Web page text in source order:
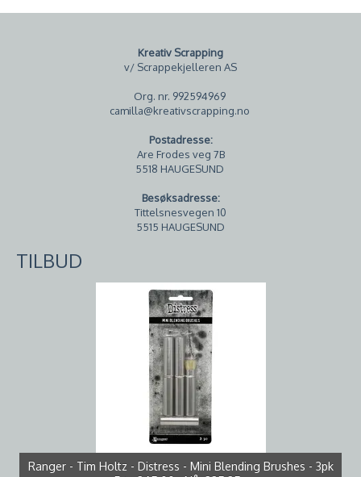
Kreativ Scrapping
v/ Scrappekjelleren AS
Org. nr. 992594969
camilla@kreativscrapping.no
Postadresse:
Are Frodes veg 7B
5518 HAUGESUND
Besøksadresse:
Tittelsnesvegen 10
5515 HAUGESUND
TILBUD
Ranger - Tim Holtz - Distress - Mini Blending Brushes - 3pk
Studio Light - PS46 - White Cardstock - 12x12 - 250g - 10pk
Bazzill - Smoothies - T0018 - Pigment - 305064
Tim Holtz - Mini Distress Oxide Ink Pad Set - Kit 5
Papirdesign Dies PD 01007 - Konvolutt og brev